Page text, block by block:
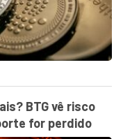
BTG vê risco
for perdido